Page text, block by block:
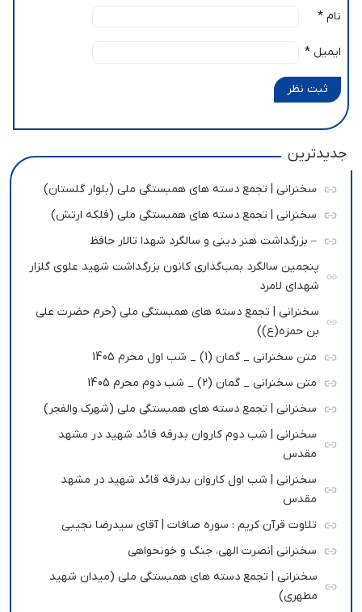
نام *
ایمیل *
ثبت نظر
جدیدترین
سخنرانی | تجمع دسته های همبستگی ملی (بلوار گلستان)
سخنرانی | تجمع دسته های همبستگی ملی (فلکه ارتش)
– بزرگداشت هنر دینی و سالگرد شهدا تالار حافظ
پنجمین سالگرد بمب‌گذاری کانون بزرگداشت شهید علوی گلزار
شهدای لامرد
سخنرانی | تجمع دسته های همبستگی ملی (حرم حضرت علی
بن حمزه(ع))
متن سخنرانی _ گمان (1) _ شب اول محرم 1405
متن سخنرانی _ گمان (2) _ شب دوم محرم 1405
سخنرانی | تجمع دسته های همبستگی ملی (شهرک والفجر)
سخنرانی | شب دوم کاروان بدرقه قائد شهید در مشهد
مقدس
سخنرانی | شب اول کاروان بدرقه قائد شهید در مشهد
مقدس
تلاوت قرآن کریم : سوره صافات | آقای سیدرضا نجیبی
سخنرانی |نصرت الهی، جنگ و خونحواهی
سخنرانی | تجمع دسته های همبستگی ملی (میدان شهید
مطهری)